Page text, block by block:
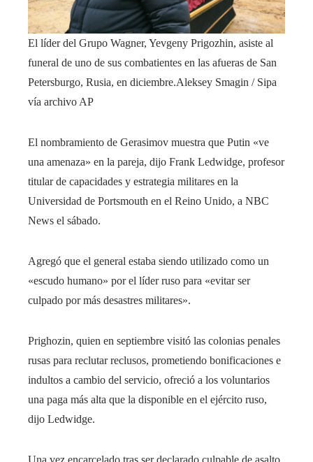
El líder del Grupo Wagner, Yevgeny Prigozhin, asiste al
funeral de uno de sus combatientes en las afueras de San
Petersburgo, Rusia, en diciembre.Aleksey Smagin / Sipa
vía archivo AP
El nombramiento de Gerasimov muestra que Putin «ve
una amenaza» en la pareja, dijo Frank Ledwidge, profesor
titular de capacidades y estrategia militares en la
Universidad de Portsmouth en el Reino Unido, a NBC
News el sábado.
Agregó que el general estaba siendo utilizado como un
«escudo humano» por el líder ruso para «evitar ser
culpado por más desastres militares».
Prighozin, quien en septiembre visitó las colonias penales
rusas para reclutar reclusos, prometiendo bonificaciones e
indultos a cambio del servicio, ofreció a los voluntarios
una paga más alta que la disponible en el ejército ruso,
dijo Ledwidge.